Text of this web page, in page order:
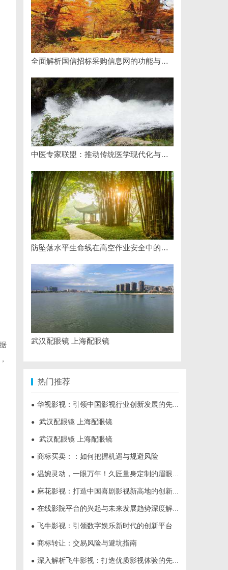
全面解析国信招标采购信息网的功能与优势
中医专家联盟：推动传统医学现代化与国际化的桥梁
防坠落水平生命线在高空作业安全中的关键作用与应用解析
武汉配眼镜 上海配眼镜
热门推荐
● 华视影视：引领中国影视行业创新发展的先行者
● 武汉配眼镜 上海配眼镜
● 武汉配眼镜 上海配眼镜
● 商标买卖：：如何把握机遇与规避风险
● 温婉灵动，一眼万年！久匠量身定制的眉眼唇，才是你整张脸的点睛之笔！淡颜系女生的气质加分项
● 麻花影视：打造中国喜剧影视新高地的创新典范
● 在线影院平台的兴起与未来发展趋势深度解析
● 飞牛影视：引领数字娱乐新时代的创新平台
● 商标转让：交易风险与避坑指南
● 深入解析飞牛影视：打造优质影视体验的先锋平台